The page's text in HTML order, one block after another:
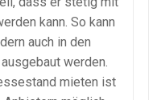
kann. So kann
auch in den
werden.
mieten ist